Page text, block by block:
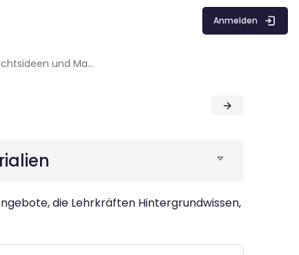
Anmelden
Weiterführende Unterrichtsideen und Materialien
die Lehrkräften Hintergrundwissen,